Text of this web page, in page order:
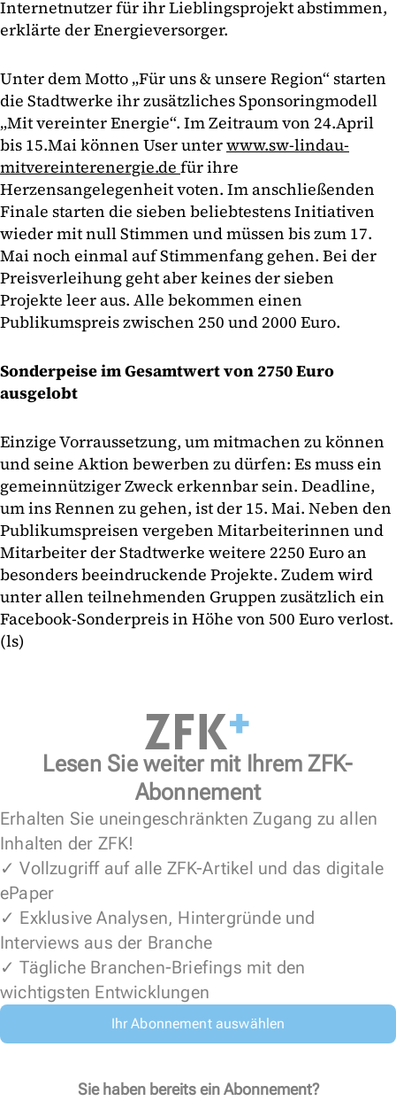
Internetnutzer für ihr Lieblingsprojekt abstimmen,
erklärte der Energieversorger.
Unter dem Motto „Für uns & unsere Region“ starten
die Stadtwerke ihr zusätzliches Sponsoringmodell
„Mit vereinter Energie“. Im Zeitraum von 24.April
bis 15.Mai können User unterwww.sw-lindau-
mitvereinterenergie.de für ihre
Herzensangelegenheit voten. Im anschließenden
Finale starten die sieben beliebtestens Initiativen
wieder mit null Stimmen und müssen bis zum 17.
Mai noch einmal auf Stimmenfang gehen. Bei der
Preisverleihung geht aber keines der sieben
Projekte leer aus. Alle bekommen einen
Publikumspreis zwischen 250 und 2000 Euro.
Sonderpeise im Gesamtwert von 2750 Euro
ausgelobt
Einzige Vorraussetzung, um mitmachen zu können
und seine Aktion bewerben zu dürfen: Es muss ein
gemeinnütziger Zweck erkennbar sein. Deadline,
um ins Rennen zu gehen, ist der 15. Mai. Neben den
Publikumspreisen vergeben Mitarbeiterinnen und
Mitarbeiter der Stadtwerke weitere 2250 Euro an
besonders beeindruckende Projekte. Zudem wird
unter allen teilnehmenden Gruppen zusätzlich ein
Facebook-Sonderpreis in Höhe von 500 Euro verlost.
(ls)
Lesen Sie weiter mit Ihrem ZFK-
Abonnement
Erhalten Sie uneingeschränkten Zugang zu allen
Inhalten der ZFK!
✓ Vollzugriff auf alle ZFK-Artikel und das digitale
ePaper
✓ Exklusive Analysen, Hintergründe und
Interviews aus der Branche
✓ Tägliche Branchen-Briefings mit den
wichtigsten Entwicklungen
Ihr Abonnement auswählen
Sie haben bereits ein Abonnement?